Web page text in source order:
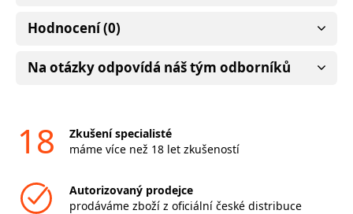
Hodnocení (0)
Na otázky odpovídá náš tým odborníků
18
Zkušení specialisté
máme více než 18 let zkušeností
Autorizovaný prodejce
prodáváme zboží z oficiální české distribuce